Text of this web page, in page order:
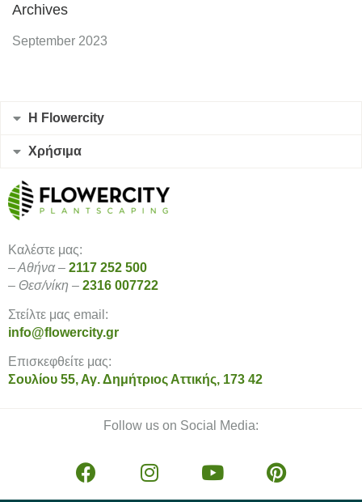
Archives
September 2023
Η Flowercity
Χρήσιμα
Καλέστε μας:
– Αθήνα – 2117 252 500
– Θεσ/νίκη – 2316 007722
Στείλτε μας email:
info@flowercity.gr
Επισκεφθείτε μας:
Σουλίου 55, Αγ. Δημήτριος Αττικής, 173 42
Follow us on Social Media: